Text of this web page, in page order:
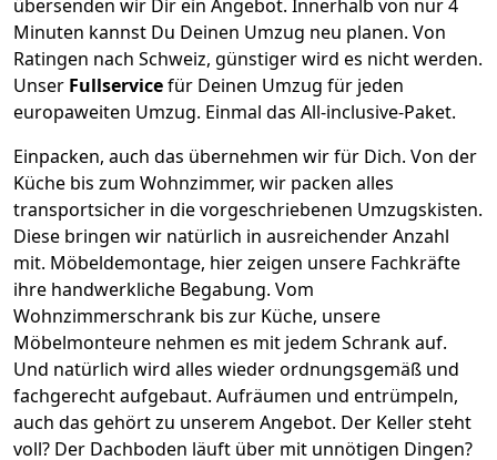
übersenden wir Dir ein Angebot. Innerhalb von nur4
Minuten kannst Du Deinen Umzug neu planen. Von
Ratingen nach Schweiz, günstiger wird es nicht werden.
Unser Fullservicefür Deinen Umzug für jeden
europaweiten Umzug. Einmal das All-inclusive-Paket.
Einpacken, auch das übernehmen wir für Dich. Von der
Küche bis zum Wohnzimmer, wir packen alles
transportsicher in die vorgeschriebenen Umzugskisten.
Diese bringen wir natürlich in ausreichender Anzahl
mit. Möbeldemontage, hier zeigen unsere Fachkräfte
ihre handwerkliche Begabung. Vom
Wohnzimmerschrank bis zur Küche, unsere
Möbelmonteure nehmen es mit jedem Schrank auf.
Und natürlich wird alles wieder ordnungsgemäß und
fachgerecht aufgebaut. Aufräumen und entrümpeln,
auch das gehört zu unserem Angebot. Der Keller steht
voll? Der Dachboden läuft über mit unnötigen Dingen?